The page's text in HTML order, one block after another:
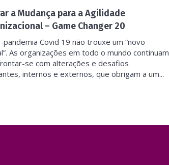
a Mudança para a Agilidade
– Game Changer 20
pandemia Covid 19 não trouxe um “novo
As organizações em todo o mundo continuam
se com alterações e desafios
internos e externos, que obrigam a um...